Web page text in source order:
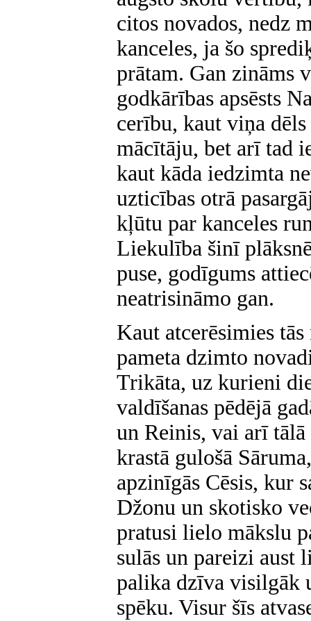
citos novados, nedz
kanceles, ja šo
prātam. Gan zināms
godkārības apsēsts
cerību, kaut viņa
mācītāju, bet arī tad
kaut kāda iedzimta
uzticības otrā
kļūtu par kanceles
Liekulība šinī
puse, godīgums
neatrisināmo gan.
Kaut atcerēsimies tās
pameta dzimto
Trikāta, uz kurieni
valdīšanas pēdējā
un Reinis, vai arī
krastā gulošā
apzinīgās Cēsis, kur
Džonu un skotisko
pratusi lielo mākslu
sulās un pareizi aust
palika dzīva visilgāk
spēku. Visur šīs